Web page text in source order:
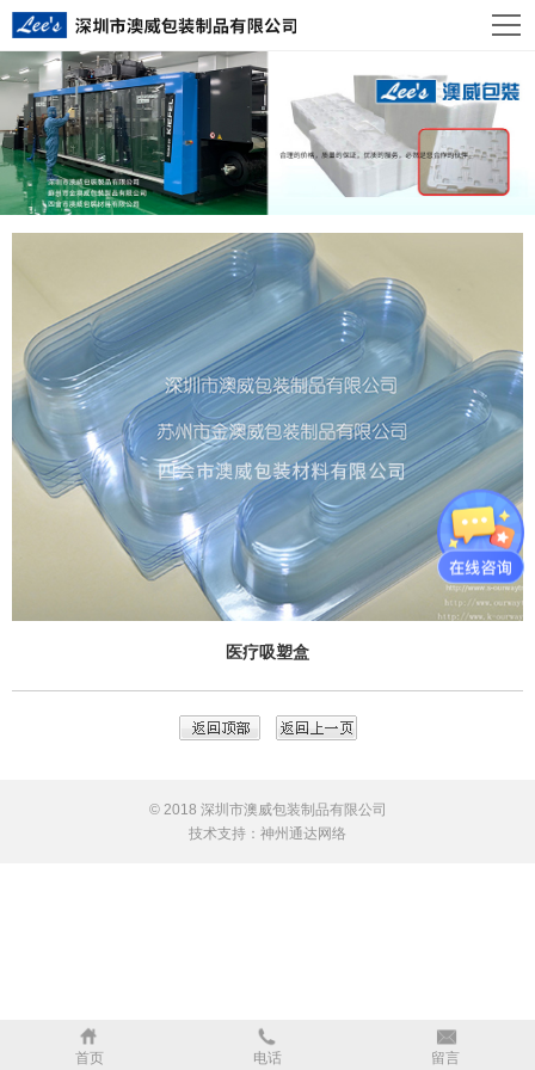
医疗吸塑盒
© 2018 深圳市澳威包装制品有限公司
技术支持： 神州通达网络
首页 电话 留言